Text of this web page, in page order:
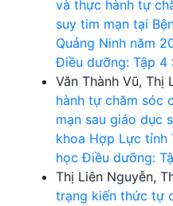
và thực hành tự
suy tim mạn tại
Quảng Ninh năm
Điều dưỡng: Tập 4
Văn Thành Vũ, Thị
hành tự chăm sóc
mạn sau giáo dục
khoa Hợp Lực tỉnh
học Điều dưỡng:
Thị Liên Nguyễn,
trạng kiến thức tự